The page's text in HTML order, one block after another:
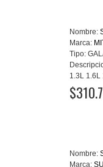
Nombre:
Marca:
Tipo:
1.3L 1.6L
Nombre:
Marca: